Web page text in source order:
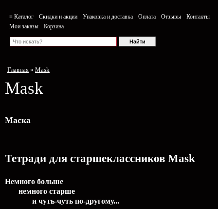
≡ Каталог Скидки и акции Упаковка и доставка Оплата Отзывы
Контакты
Мои заказы
Корзина
Главная » Mask
Mask
Маска
Тетради для старшеклассников Mask
Немного больше
немного старше
и чуть-чуть по-другому...